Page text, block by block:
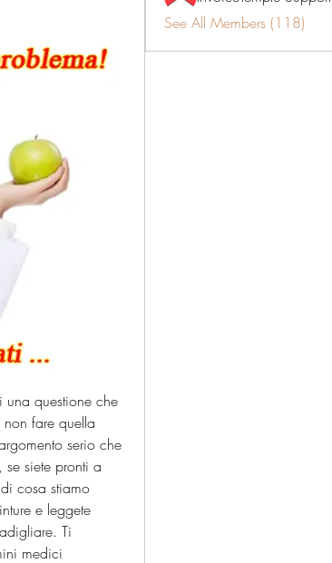
questione che
fare quella
serio che
siete pronti a
cosa stiamo
e leggete
Ti
medici
See All Members (118)